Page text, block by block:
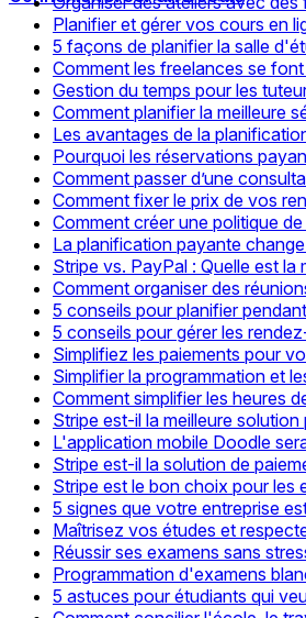
Planifier et gérer vos cours en
5 façons de planifier la salle
Comment les freelances se
Gestion du temps pour les
Comment planifier la meilleure
Les avantages de la
Pourquoi les réservations
Comment passer d’une
Comment fixer le prix de vos
Comment créer une politique
La planification payante
Stripe vs. PayPal : Quelle est
Comment organiser des
5 conseils pour planifier
5 conseils pour gérer les
Simplifiez les paiements pour
Simplifier la programmation et
Comment simplifier les heures
Stripe est-il la meilleure
L'application mobile Doodle
Stripe est-il la solution de
Stripe est le bon choix pour les
5 signes que votre entreprise
Maîtrisez vos études et
Réussir ses examens sans
Programmation d'examens
5 astuces pour étudiants qui